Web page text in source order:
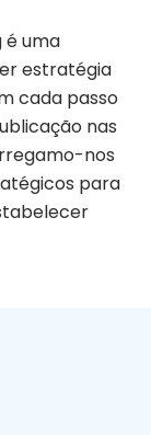
é uma
estratégia
cada passo
nas
nos
para